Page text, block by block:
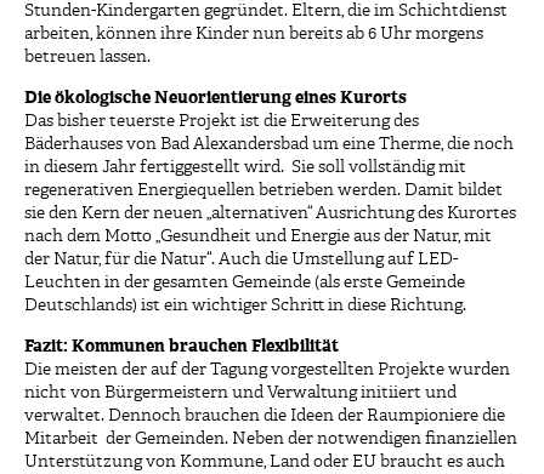
Stunden-Kindergarten gegründet. Eltern, die im Schichtdienst
arbeiten, können ihre Kinder nun bereits ab 6 Uhr morgens
betreuen lassen.
Die ökologische Neuorientierung eines Kurorts
Das bisher teuerste Projekt ist die Erweiterung des
Bäderhauses von Bad Alexandersbad um eine Therme, die noch
in diesem Jahr fertiggestellt wird. Sie soll vollständig mit
regenerativen Energiequellen betrieben werden. Damit bildet
sie den Kern der neuen „alternativen“ Ausrichtung des Kurortes
nach dem Motto „Gesundheit und Energie aus der Natur, mit
der Natur, für die Natur“. Auch die Umstellung auf LED-
Leuchten in der gesamten Gemeinde (als erste Gemeinde
Deutschlands) ist ein wichtiger Schritt in diese Richtung.
Fazit: Kommunen brauchen Flexibilität
Die meisten der auf der Tagung vorgestellten Projekte wurden
nicht von Bürgermeistern und Verwaltung initiiert und
verwaltet. Dennoch brauchen die Ideen der Raumpioniere die
Mitarbeit der Gemeinden. Neben der notwendigen finanziellen
Unterstützung von Kommune, Land oder EU braucht es auch